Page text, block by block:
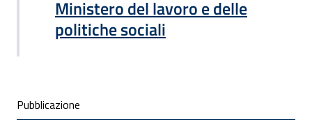
Ministero del lavoro e delle
politiche sociali
Condivisione social
Pubblicazione